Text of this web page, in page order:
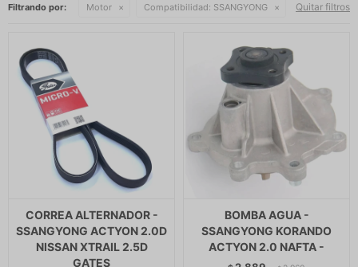
Filtrando por: Motor Compatibilidad: SSANGYONG Quitar filtros
CORREA ALTERNADOR -
SSANGYONG ACTYON 2.0D
NISSAN XTRAIL 2.5D
GATES
BOMBA AGUA -
SSANGYONG KORANDO
ACTYON 2.0 NAFTA -